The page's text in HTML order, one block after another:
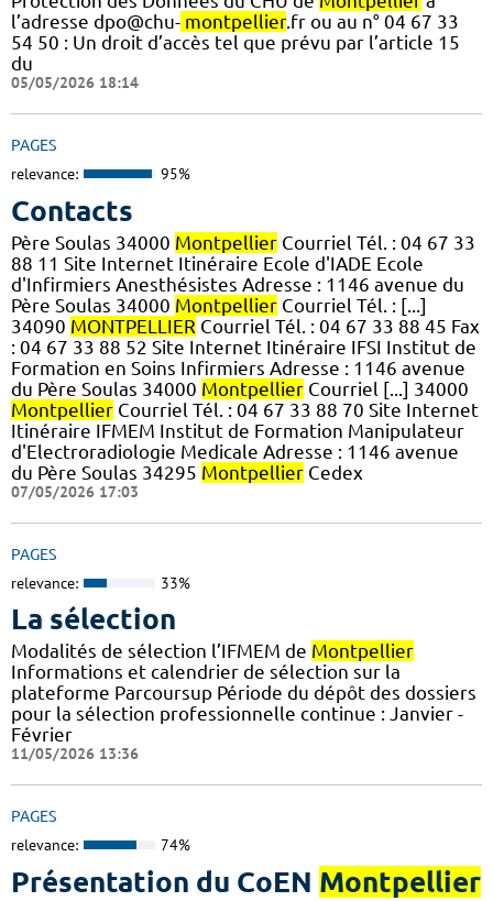
l’adresse dpo@chu- montpellier.fr ou au n° 04 67 33
54 50 : Un droit d’accès tel que prévu par l’article 15
du
05/05/2026 18:14
PAGES
relevance: 95%
Contacts
Père Soulas 34000 Montpellier Courriel Tél. : 04 67 33
88 11 Site Internet Itinéraire Ecole d'IADE Ecole
d'Infirmiers Anesthésistes Adresse : 1146 avenue du
Père Soulas 34000 Montpellier Courriel Tél. : [...]
34090 MONTPELLIER Courriel Tél. : 04 67 33 88 45 Fax
: 04 67 33 88 52 Site Internet Itinéraire IFSI Institut de
Formation en Soins Infirmiers Adresse : 1146 avenue
du Père Soulas 34000 Montpellier Courriel [...] 34000
Montpellier Courriel Tél. : 04 67 33 88 70 Site Internet
Itinéraire IFMEM Institut de Formation Manipulateur
d'Electroradiologie Medicale Adresse : 1146 avenue
du Père Soulas 34295 Montpellier Cedex
07/05/2026 17:03
PAGES
relevance: 33%
La sélection
Modalités de sélection l’IFMEM de Montpellier
Informations et calendrier de sélection sur la
plateforme Parcoursup Période du dépôt des dossiers
pour la sélection professionnelle continue : Janvier -
Février
11/05/2026 13:36
PAGES
relevance: 74%
Présentation du CoEN Montpellier